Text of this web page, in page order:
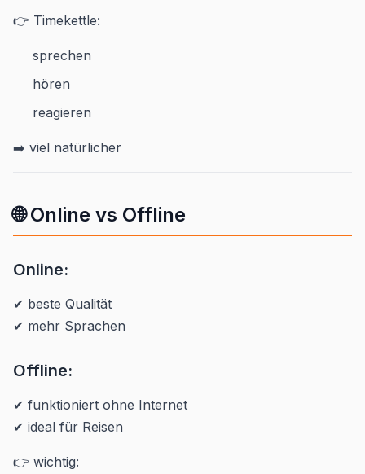
👉 Timekettle:
sprechen
hören
reagieren
➡️ viel natürlicher
🌐 Online vs Offline
Online:
✔ beste Qualität
✔ mehr Sprachen
Offline:
✔ funktioniert ohne Internet
✔ ideal für Reisen
👉 wichtig: